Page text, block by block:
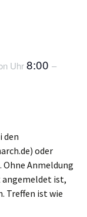
Uhr8:00 –
den
oder
Anmeldung
ist,
Treffen ist wie